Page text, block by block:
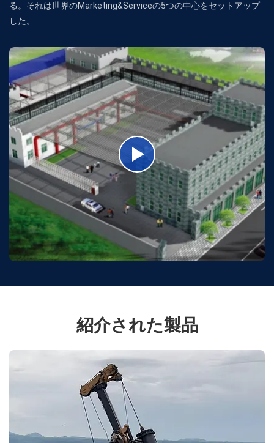
る。それは世界のMarketing&Serviceの5つの中心をセットアップ
した。
紹介された製品